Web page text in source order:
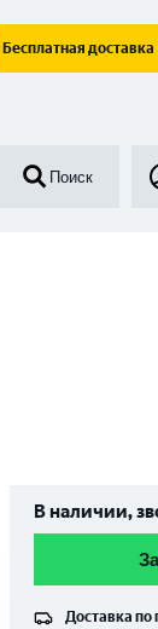
Бесплатная доставка
Поиск
В наличии,
Доставка по